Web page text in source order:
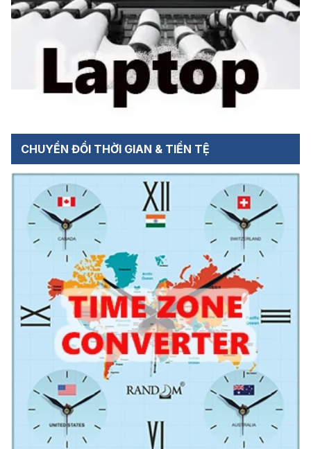
CHUYỂN ĐỔI THỜI GIAN & TIỀN TỆ